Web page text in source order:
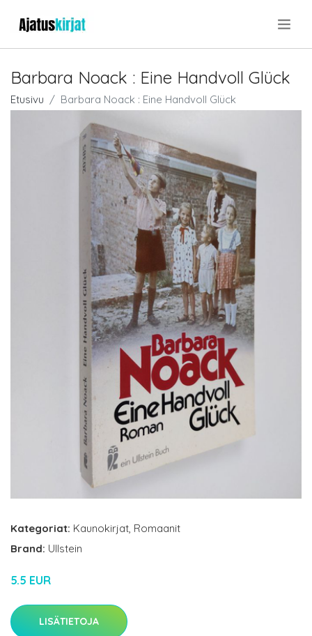
Barbara Noack : Eine Handvoll Glück
Etusivu Barbara Noack : Eine Handvoll Glück
Kategoriat: Kaunokirjat, Romaanit
Brand: Ullstein
5.5 EUR
LISÄTIETOJA